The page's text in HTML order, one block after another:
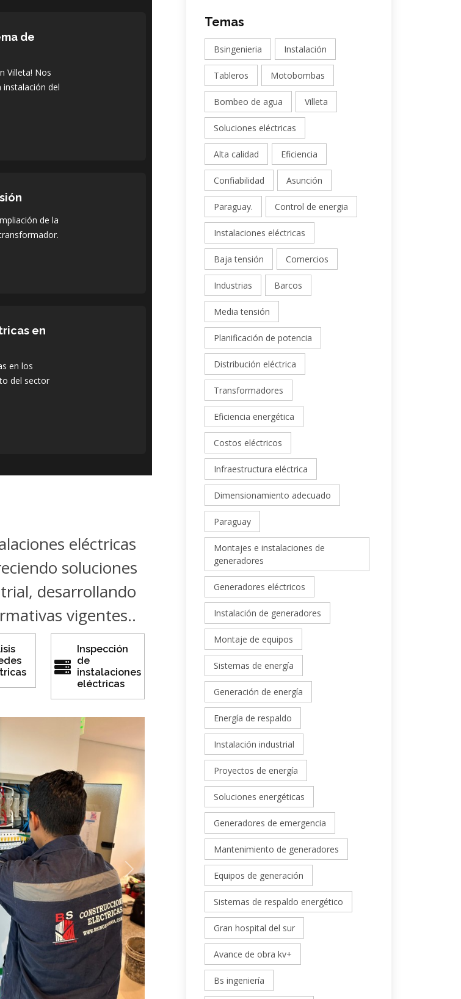
de
Villeta! Nos
del
de la
en
en los
del sector
eléctricas
soluciones
desarrollando
vigentes..
Inspección
de
instalaciones
eléctricas
Next
Temas
Bsingenieria Instalación
Tableros Motobombas
Bombeo de agua Villeta
Soluciones eléctricas
Alta calidad Eficiencia
Confiabilidad Asunción
Paraguay. Control de energia
Instalaciones eléctricas
Baja tensión Comercios
Industrias Barcos
Media tensión
Planificación de potencia
Distribución eléctrica
Transformadores
Eficiencia energética
Costos eléctricos
Infraestructura eléctrica
Dimensionamiento adecuado
Paraguay
Montajes e instalaciones de
generadores
Generadores eléctricos
Instalación de generadores
Montaje de equipos
Sistemas de energía
Generación de energía
Energía de respaldo
Instalación industrial
Proyectos de energía
Soluciones energéticas
Generadores de emergencia
Mantenimiento de generadores
Equipos de generación
Sistemas de respaldo energético
Gran hospital del sur
Avance de obra kv+
Bs ingeniería